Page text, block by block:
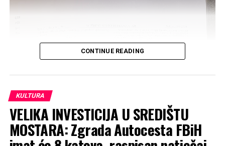
CONTINUE READING
KULTURA
VELIKA INVESTICIJA U SREDIŠTU
MOSTARA: Zgrada Autocesta FBiH